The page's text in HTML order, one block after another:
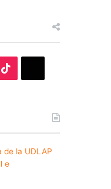
de la UDLAP
e